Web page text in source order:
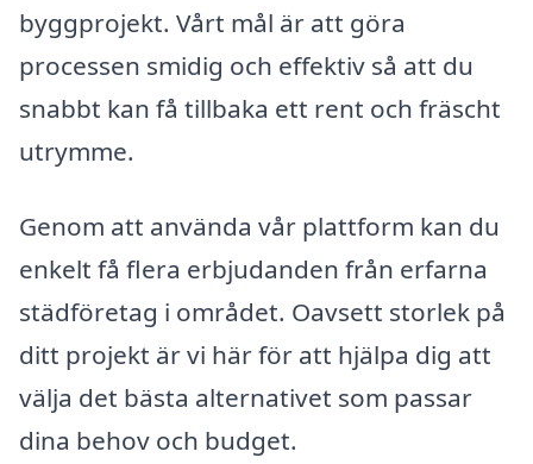
byggprojekt. Vårt mål är att göra
processen smidig och effektiv så att du
snabbt kan få tillbaka ett rent och fräscht
utrymme.
Genom att använda vår plattform kan du
enkelt få flera erbjudanden från erfarna
städföretag i området. Oavsett storlek på
ditt projekt är vi här för att hjälpa dig att
välja det bästa alternativet som passar
dina behov och budget.